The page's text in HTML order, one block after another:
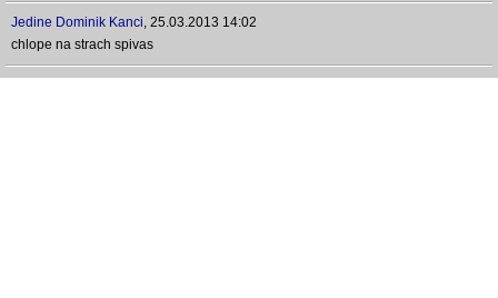
Jedine Dominik Kanci, 25.03.2013 14:02
chlope na strach spivas